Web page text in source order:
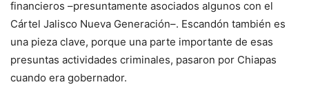
financieros –presuntamente asociados algunos con el
Cártel Jalisco Nueva Generación–. Escandón también es
una pieza clave, porque una parte importante de esas
presuntas actividades criminales, pasaron por Chiapas
cuando era gobernador.